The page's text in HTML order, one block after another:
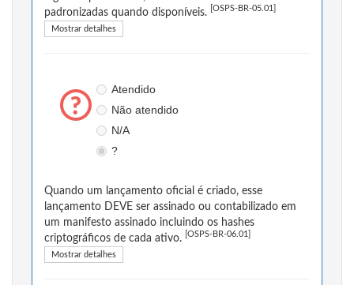
padronizadas quando disponíveis.
[OSPS-BR-05.01]
Mostrar detalhes
Atendido
Não atendido
N/A
?
Quando um lançamento oficial é criado, esse
lançamento DEVE ser assinado ou contabilizado em
um manifesto assinado incluindo os hashes
criptográficos de cada ativo.
[OSPS-BR-06.01]
Mostrar detalhes